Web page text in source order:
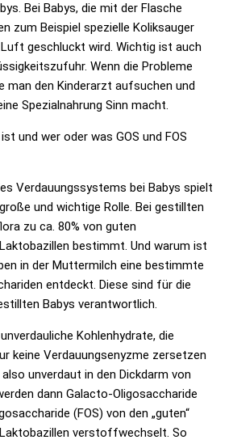
Bei Babys, die mit der Flasche
zum Beispiel spezielle Koliksauger
geschluckt wird. Wichtig ist auch
Wenn die Probleme
man den Kinderarzt aufsuchen und
Spezialnahrung Sinn macht.
und wer oder was GOS und FOS
Verdauungssystems bei Babys spielt
und wichtige Rolle. Bei gestillten
zu ca. 80% von guten
bestimmt. Und warum ist
in der Muttermilch eine bestimmte
entdeckt. Diese sind für die
Babys verantwortlich.
Kohlenhydrate, die
keine Verdauungsenyzme zersetzen
also unverdaut in den Dickdarm von
dann Galacto-Oligosaccharide
(FOS) von den „guten“
verstoffwechselt. So